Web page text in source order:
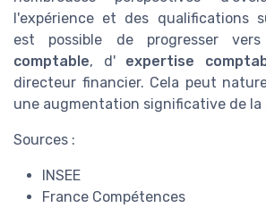
l'expérience et des qualifications
est possible de progresser
comptable, d' expertise
directeur financier. Cela peut
une augmentation significative de la
Sources :
INSEE
France Compétences